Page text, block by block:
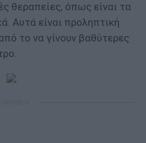
θεραπείες, όπως είναι τα
Αυτά είναι προληπτική
το να γίνουν βαθύτερες